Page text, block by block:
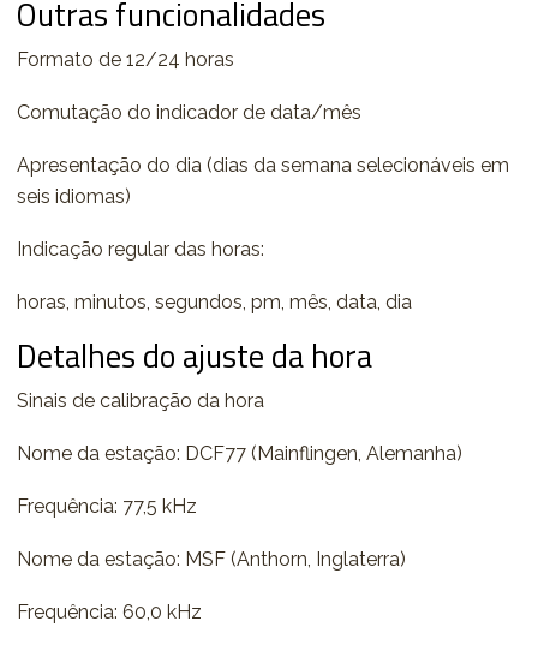
Outras funcionalidades
Formato de 12/24 horas
Comutação do indicador de data/mês
Apresentação do dia (dias da semana selecionáveis em
seis idiomas)
Indicação regular das horas:
horas, minutos, segundos, pm, mês, data, dia
Detalhes do ajuste da hora
Sinais de calibração da hora
Nome da estação: DCF77 (Mainflingen, Alemanha)
Frequência: 77,5 kHz
Nome da estação: MSF (Anthorn, Inglaterra)
Frequência: 60,0 kHz